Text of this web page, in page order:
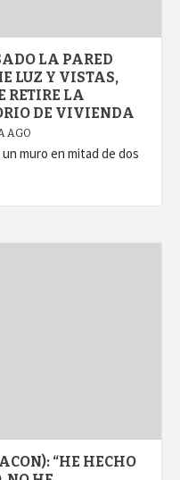
LA PARED
LUZ Y VISTAS,
RETIRE LA
DE VIVIENDA
AGO
muro en mitad de dos
“HE HECHO